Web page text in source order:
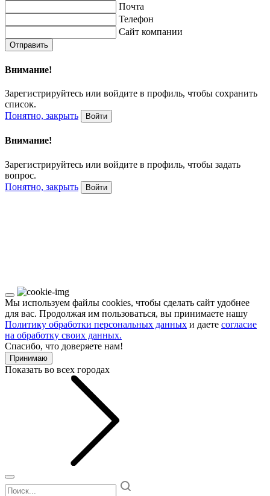
Почта
Телефон
Сайт компании
Отправить
Внимание!
Зарегистрируйтесь или войдите в профиль, чтобы сохранить
список.
Понятно, закрыть
Войти
Внимание!
Зарегистрируйтесь или войдите в профиль, чтобы задать
вопрос.
Понятно, закрыть
Войти
Мы используем файлы cookies, чтобы сделать сайт удобнее
для вас. Продолжая им пользоваться, вы принимаете нашу
Политику обработки персональных данных и даете согласие
на обработку своих данных.
Спасибо, что доверяете нам!
Принимаю
Показать во всех городах